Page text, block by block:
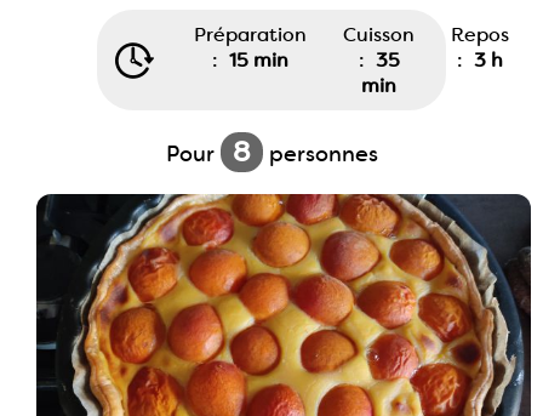
Préparation
: 15 min
Cuisson
: 35
min
Repos
: 3 h
Pour 8 personnes